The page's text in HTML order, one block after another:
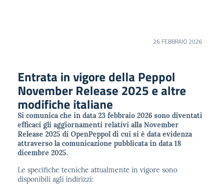
26 FEBBRAIO 2026
Entrata in vigore della Peppol
November Release 2025 e altre
modifiche italiane
Si comunica che in data 23 febbraio 2026 sono diventati
efficaci gli aggiornamenti relativi alla November
Release 2025 di OpenPeppol di cui si è data evidenza
attraverso la comunicazione pubblicata in data 18
dicembre 2025.
Le specifiche tecniche attualmente in vigore sono
disponibili agli indirizzi: